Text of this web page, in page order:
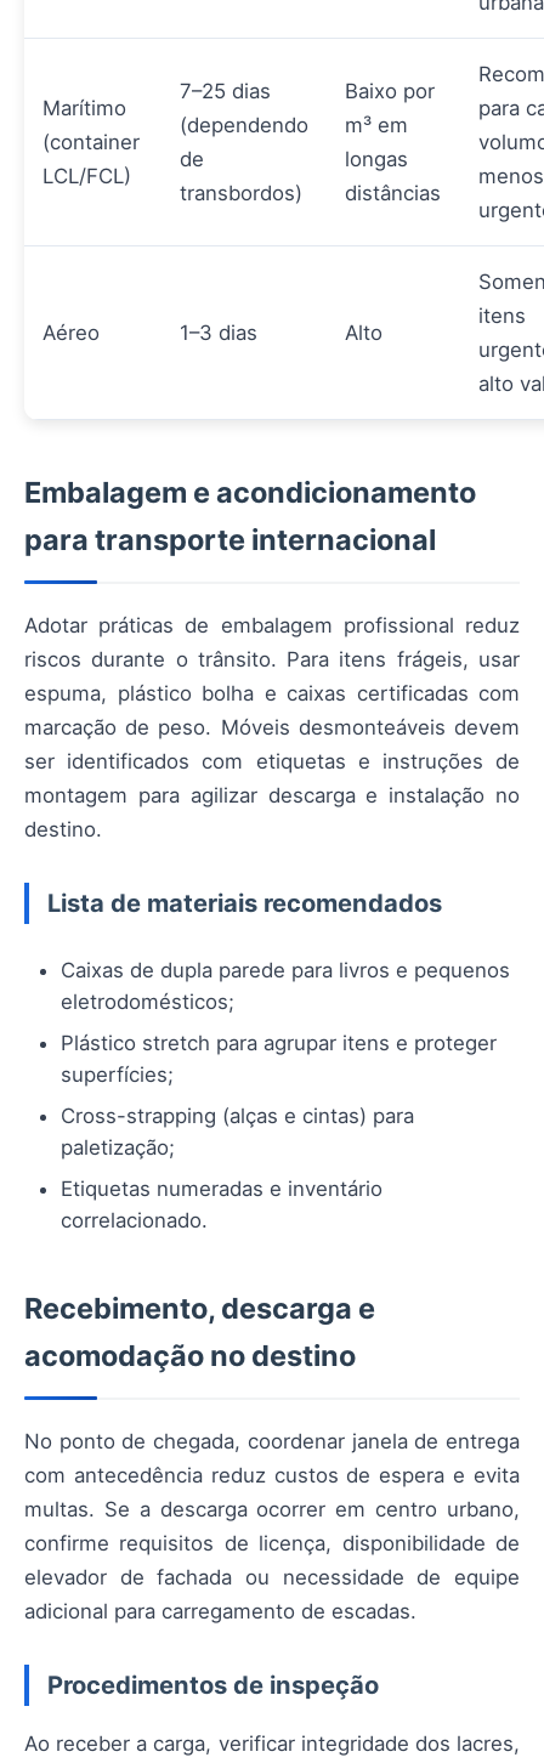
Marítimo
(container
LCL/FCL)
7–25 dias
(dependendo
de
transbordos)
Baixo por
m³ em
longas
distâncias
para
menos
Aéreo 1–3 dias Alto
itens
alto
Embalagem e acondicionamento
para transporte internacional
Adotar práticas de embalagem profissional reduz
riscos durante o trânsito. Para itens frágeis, usar
espuma, plástico bolha e caixas certificadas com
marcação de peso. Móveis desmonteáveis devem
ser identificados com etiquetas e instruções de
montagem para agilizar descarga e instalação no
destino.
Lista de materiais recomendados
Caixas de dupla parede para livros e pequenos
eletrodomésticos;
Plástico stretch para agrupar itens e proteger
superfícies;
Cross-strapping (alças e cintas) para
paletização;
Etiquetas numeradas e inventário
correlacionado.
Recebimento, descarga e
acomodação no destino
No ponto de chegada, coordenar janela de entrega
com antecedência reduz custos de espera e evita
multas. Se a descarga ocorrer em centro urbano,
confirme requisitos de licença, disponibilidade de
elevador de fachada ou necessidade de equipe
adicional para carregamento de escadas.
Procedimentos de inspeção
Ao receber a carga, verificar integridade dos lacres,